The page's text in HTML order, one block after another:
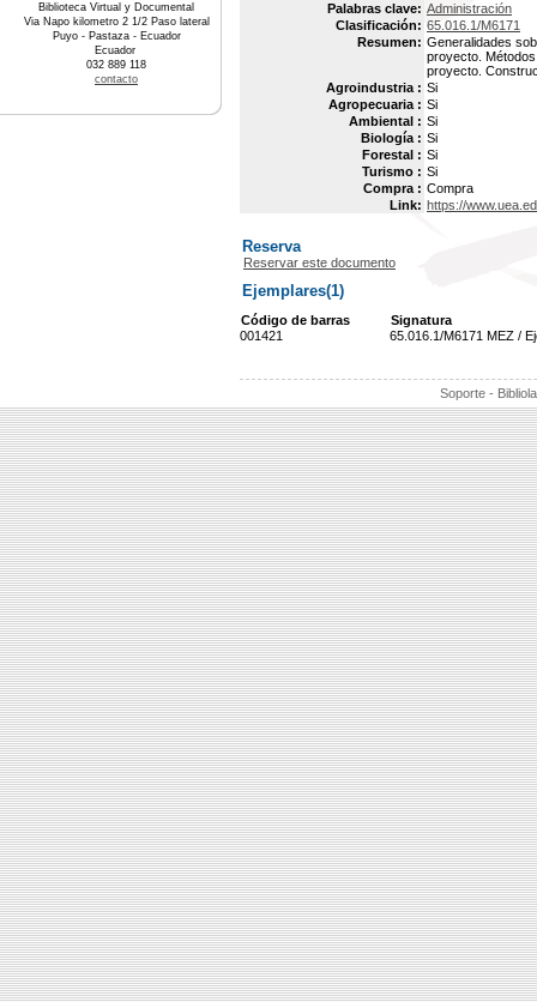
Palabras clave: Administración
Clasificación: 65.016.1/M6171
Resumen: Generalidades
proyecto.
proyecto.
Agroindustria : Si
Agropecuaria : Si
Ambiental : Si
Biología : Si
Forestal : Si
Turismo : Si
Compra : Compra
Link: https://
Reserva
Reservar este documento
Ejemplares(1)
Código de barras
Signatura
001421
65.016.1/M6171 MEZ /
Soporte -
Biblioteca Virtual y Documental
Via Napo kilometro 2 1/2 Paso lateral
Puyo - Pastaza - Ecuador
Ecuador
032 889 118
contacto